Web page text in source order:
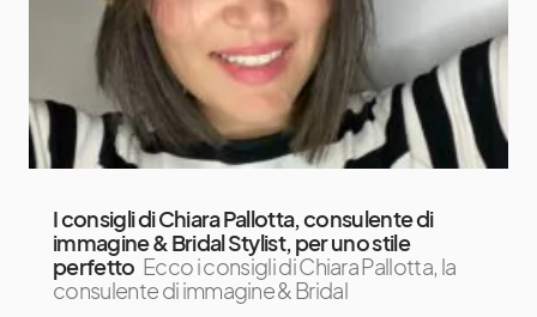
I consigli di Chiara Pallotta, consulente di
immagine & Bridal Stylist, per uno stile
perfetto Ecco i consigli di Chiara Pallotta, la
consulente di immagine & Bridal